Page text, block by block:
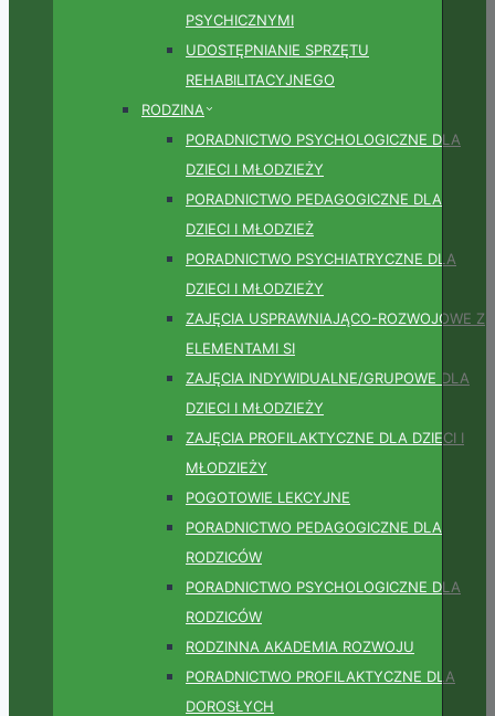
PSYCHICZNYMI
UDOSTĘPNIANIE SPRZĘTU
REHABILITACYJNEGO
RODZINA
PORADNICTWO PSYCHOLOGICZNE DLA
DZIECI I MŁODZIEŻY
PORADNICTWO PEDAGOGICZNE DLA
DZIECI I MŁODZIEŻ
PORADNICTWO PSYCHIATRYCZNE DLA
DZIECI I MŁODZIEŻY
ZAJĘCIA USPRAWNIAJĄCO-ROZWOJOWE Z
ELEMENTAMI SI
ZAJĘCIA INDYWIDUALNE/GRUPOWE DLA
DZIECI I MŁODZIEŻY
ZAJĘCIA PROFILAKTYCZNE DLA DZIECI I
MŁODZIEŻY
POGOTOWIE LEKCYJNE
PORADNICTWO PEDAGOGICZNE DLA
RODZICÓW
PORADNICTWO PSYCHOLOGICZNE DLA
RODZICÓW
RODZINNA AKADEMIA ROZWOJU
PORADNICTWO PROFILAKTYCZNE DLA
DOROSŁYCH